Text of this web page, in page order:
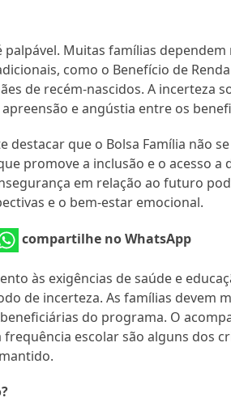
Muitas famílias
como o Benefício de
de recém-nascidos. A incerteza
e angústia entre os
que o Bolsa Família não
promove a inclusão e o acesso a
em relação ao futuro
e o bem-estar emocional.
compartilhe no WhatsApp
às exigências de saúde e
de incerteza. As famílias devem
do programa. O
frequência escolar são alguns dos